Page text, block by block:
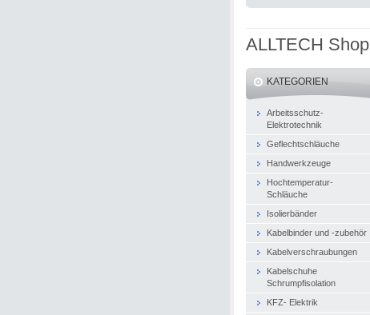
ALLTECH Shop
KATEGORIEN
Arbeitsschutz-
Elektrotechnik
Geflechtschläuche
Handwerkzeuge
Hochtemperatur-
Schläuche
Isolierbänder
Kabelbinder und -zubehör
Kabelverschraubungen
Kabelschuhe
Schrumpfisolation
KFZ- Elektrik